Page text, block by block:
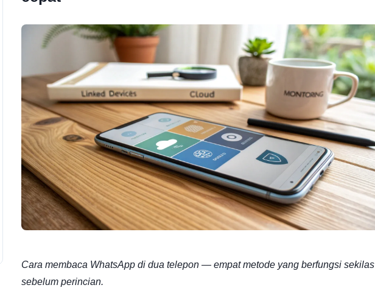
Cara membaca WhatsApp di dua telepon — empat metode yang berfungsi sekilas
sebelum perincian.